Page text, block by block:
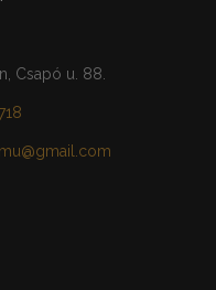
Csapó u. 88.